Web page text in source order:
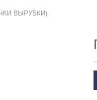
ВЫРУБКИ)